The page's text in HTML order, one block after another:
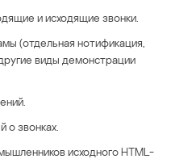
и исходящие звонки.
(отдельная нотификация,
виды демонстрации
о звонках.
исходного HTML-